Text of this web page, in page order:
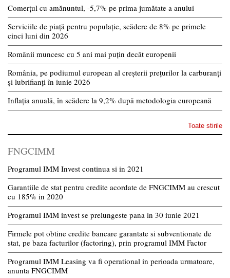
Comerțul cu amănuntul, -5,7% pe prima jumătate a anului
Serviciile de piață pentru populație, scădere de 8% pe primele
cinci luni din 2026
Românii muncesc cu 5 ani mai puțin decât europenii
România, pe podiumul european al creșterii prețurilor la carburanți
și lubrifianți în iunie 2026
Inflația anuală, în scădere la 9,2% după metodologia europeană
Toate stirile
FNGCIMM
Programul IMM Invest continua si in 2021
Garantiile de stat pentru credite acordate de FNGCIMM au crescut
cu 185% in 2020
Programul IMM invest se prelungeste pana in 30 iunie 2021
Firmele pot obtine credite bancare garantate si subventionate de
stat, pe baza facturilor (factoring), prin programul IMM Factor
Programul IMM Leasing va fi operational in perioada urmatoare,
anunta FNGCIMM